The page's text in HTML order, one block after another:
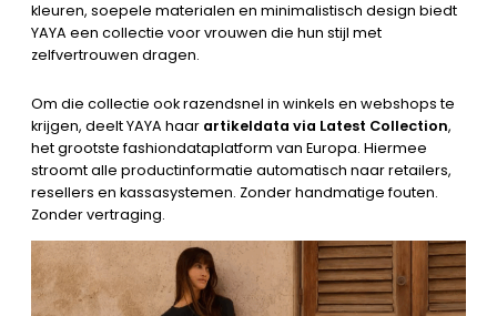
kleuren, soepele materialen en minimalistisch design biedt
YAYA een collectie voor vrouwen die hun stijl met
zelfvertrouwen dragen.
Om die collectie ook razendsnel in winkels en webshops te
krijgen, deelt YAYA haar artikeldata via Latest Collection,
het grootste fashiondataplatform van Europa. Hiermee
stroomt alle productinformatie automatisch naar retailers,
resellers en kassasystemen. Zonder handmatige fouten.
Zonder vertraging.